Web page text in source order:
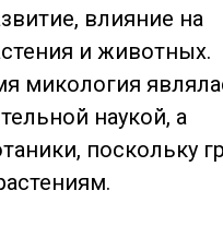
влияние на
и животных.
микология
наукой, а
поскольку